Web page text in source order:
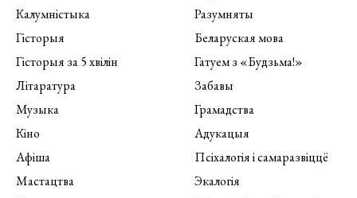
Калумністыка
Гісторыя
Гісторыя за 5 хвілін
Літаратура
Музыка
Кіно
Афіша
Мастацтва
Разумняты
Беларуская мова
Гатуем з «Будзьма!»
Забавы
Грамадства
Адукацыя
Псіхалогія і самаразвіццё
Экалогія